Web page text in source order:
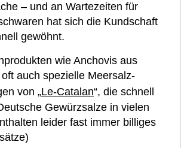
– und an Wartezeiten für
hat sich die Kundschaft
gewöhnt.
wie Anchovis aus
auch spezielle Meersalz-
von „Le-Catalan“, die schnell
Gewürzsalze in vielen
leider fast immer billiges